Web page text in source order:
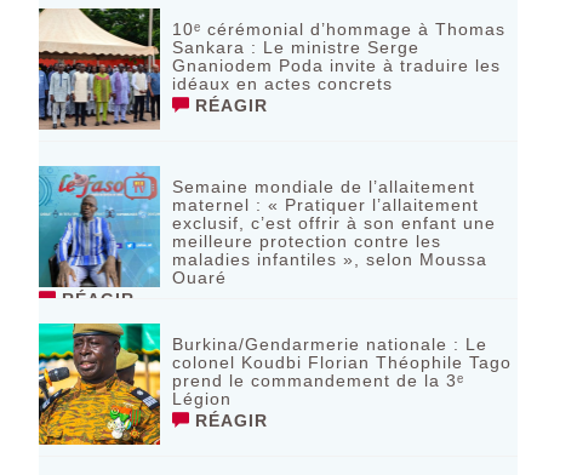
10ᵉ cérémonial d’hommage à Thomas
Sankara : Le ministre Serge
Gnaniodem Poda invite à traduire les
idéaux en actes concrets
RÉAGIR
Semaine mondiale de l’allaitement
maternel : « Pratiquer l’allaitement
exclusif, c’est offrir à son enfant une
meilleure protection contre les
maladies infantiles », selon Moussa
Ouaré
RÉAGIR
Burkina/Gendarmerie nationale : Le
colonel Koudbi Florian Théophile Tago
prend le commandement de la 3ᵉ
Légion
RÉAGIR